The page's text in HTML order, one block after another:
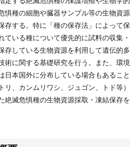
惧種の細胞や臓器サンプル等の生物資源
存する。特に「種の保存法」によって保
ている種について優先的に試料の収集・
存している生物資源を利用して遺伝的多
術に関する基礎研究を行う。また、環境
日本国外に分布している場合もあること
リ、カンムリワシ、ジュゴン、トド等）
絶滅危惧種の生物資源採取・凍結保存を